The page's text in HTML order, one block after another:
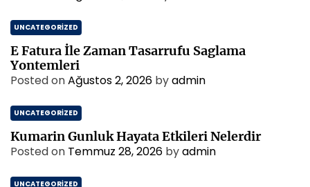
UNCATEGORIZED
E Fatura İle Zaman Tasarrufu Saglama
Yontemleri
Posted onAğustos 2, 2026 byadmin
UNCATEGORIZED
Kumarin Gunluk Hayata Etkileri Nelerdir
Posted on Temmuz 28, 2026 byadmin
UNCATEGORIZED